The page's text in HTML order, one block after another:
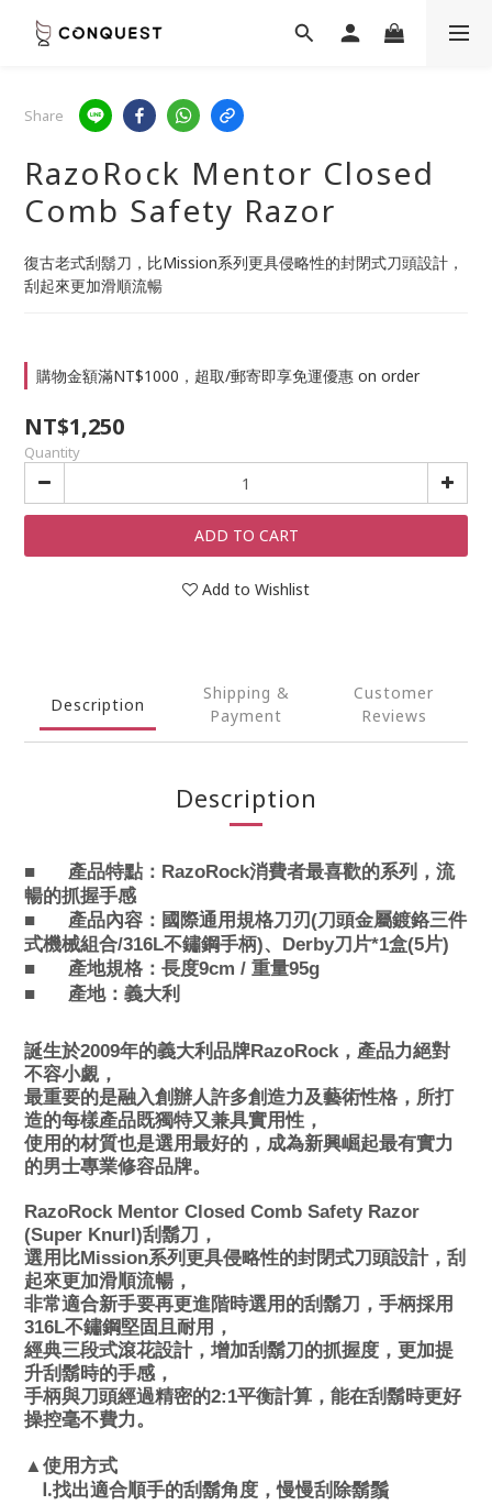
Share
RazoRock Mentor Closed
Comb Safety Razor
復古老式刮鬍刀，比Mission系列更具侵略性的封閉式刀頭設計，
刮起來更加滑順流暢
購物金額滿NT$1000，超取/郵寄即享免運優惠 on order
NT$1,250
Quantity
ADD TO CART
Add to Wishlist
Description
Shipping &
Payment
Customer
Reviews
Description
■ 產品特點： RazoRock消費者最喜歡的系列，流
暢的抓握手感
■
產品內容： 國際通用規格刀刃(刀頭金屬鍍鉻三件
式機械組合/316L不鏽鋼手柄)、Derby刀片*1盒(5片)
■
產地規格： 長度9cm / 重量95g
■
產地： 義大利
誕生於2009年的義大利品牌RazoRock，產品力絕對
不容小覷，
最重要的是融入創辦人許多創造力及藝術性格，所打
造的每樣產品既獨特又兼具實用性，
使用的材質也是選用最好的，成為新興崛起最有實力
的男士專業修容品牌。
RazoRock Mentor Closed Comb Safety Razor
(Super Knurl)刮鬍刀，
選用比Mission系列更具侵略性的封閉式刀頭設計，刮
起來更加滑順流暢，
非常適合新手要再更進階時選用的刮鬍刀，手柄採用
316L不鏽鋼堅固且耐用，
經典三段式滾花設計，增加刮鬍刀的抓握度，更加提
升刮鬍時的手感，
手柄與刀頭經過精密的2:1平衡計算，能在刮鬍時更好
操控毫不費力。
▲使用方式
Ⅰ.找出適合順手的刮鬍角度，慢慢刮除鬍鬚